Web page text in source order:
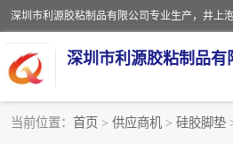
深圳市利源胶粘制品有
当前位置： 首页 > 供应商机 > 硅胶脚垫